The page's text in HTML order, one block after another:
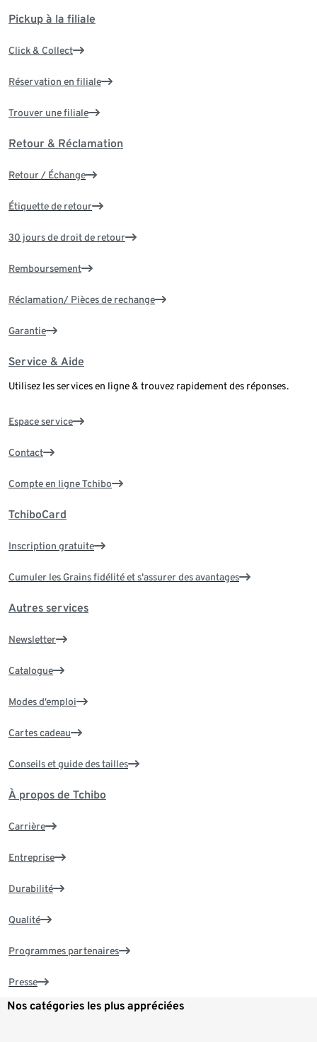
Pickup à la filiale
Click & Collect
Réservation en filiale
Trouver une filiale
Retour & Réclamation
Retour / Échange
Étiquette de retour
30 jours de droit de retour
Remboursement
Réclamation/ Pièces de rechange
Garantie
Service & Aide
Utilisez les services en ligne & trouvez rapidement des réponses.
Espace service
Contact
Compte en ligne Tchibo
TchiboCard
Inscription gratuite
Cumuler les Grains fidélité et s'assurer des avantages
Autres services
Newsletter
Catalogue
Modes d’emploi
Cartes cadeau
Conseils et guide des tailles
À propos de Tchibo
Carrière
Entreprise
Durabilité
Qualité
Programmes partenaires
Presse
Nos catégories les plus appréciées